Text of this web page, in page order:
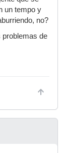
un tempo y
no?
problemas de